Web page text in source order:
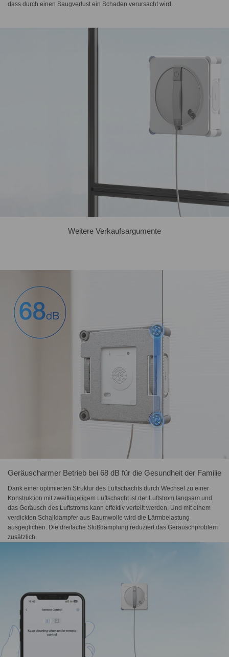
dass durch einen Saugverlust ein Schaden verursacht wird.
Weitere Verkaufsargumente
Geräuscharmer Betrieb bei 68 dB für die Gesundheit der Familie
Dank einer optimierten Struktur des Luftschachts durch Wechsel zu einer
Konstruktion mit zweiflügeligem Luftschacht ist der Luftstrom langsam und
das Geräusch des Luftstroms kann effektiv verteilt werden. Und mit einem
verdickten Schalldämpfer aus Baumwolle wird die Lärmbelastung
ausgeglichen. Die dreifache Stoßdämpfung reduziert das Geräuschproblem
zusätzlich.